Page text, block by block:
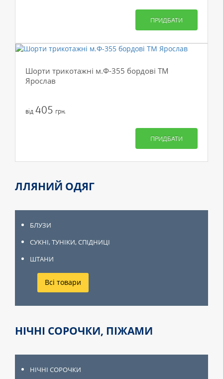
ПРИДБАТИ
Шорти трикотажні м.Ф-355 бордові ТМ
Ярослав
від 405 грн.
ПРИДБАТИ
ЛЛЯНИЙ ОДЯГ
БЛУЗИ
СУКНІ, ТУНІКИ, СПІДНИЦІ
ШТАНИ
Всі товари
НІЧНІ СОРОЧКИ, ПІЖАМИ
НІЧНІ СОРОЧКИ